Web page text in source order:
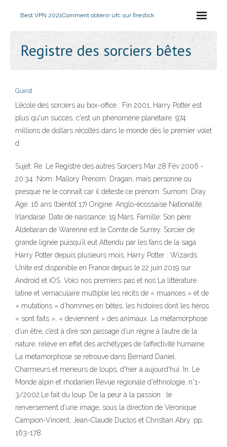
Best VPN 2021Comment obtenir ufc sur firestick
Registre des sorciers bêtes
Guest
L’école des sorciers au box-office : Fin 2001, Harry Potter est
plus qu'un succès, c'est un phénomène planétaire. 974
millions de dollars récoltés dans le monde dès le premier volet
d
Sujet: Re: Le Registre des autres Sorciers Mar 28 Fév 2006 -
20:34: Nom: Mallory Prénom: Dragan, mais personne ou
presque ne le connaît car il déteste ce prénom. Surnom: Dray
Age: 16 ans (bientôt 17) Origine: Anglo-écossaise Nationalité:
Irlandaise. Date de naissance: 19 Mars. Famille: Son père:
Aldebaran de Warenne est le Comte de Surrey. Sorcier de
grande lignée puisqu’il eut Attendu par les fans de la saga
Harry Potter depuis plusieurs mois, Harry Potter : Wizards
Unite est disponible en France depuis le 22 juin 2019 sur
Android et iOS. Voici nos premiers pas et nos La littérature
latine et vernaculaire multiplie les récits de « muances » et de
« mutations » d’hommes en bêtes, les histoires dont les héros
« sont faits », « deviennent » des animaux. La métamorphose
d’un être, c’est à dire son passage d’un règne à l’autre de la
nature, relève en effet des archétypes de l’affectivité humaine.
La métamorphose se retrouve dans Bernard Daniel.
Charmeurs et meneurs de loups, d'hier à aujourd'hui. In: Le
Monde alpin et rhodanien.Revue régionale d'ethnologie, n°1-
3/2002.Le fait du loup. De la peur à la passion : le
renversement d'une image, sous la direction de Véronique
Campion-Vincent, Jean-Claude Duclos et Christian Abry. pp.
163-178.